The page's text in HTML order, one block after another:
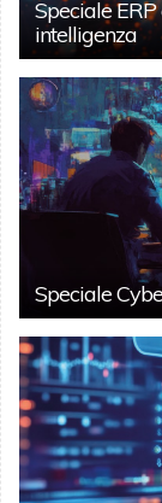
Speciale
intelligenza
Speciale